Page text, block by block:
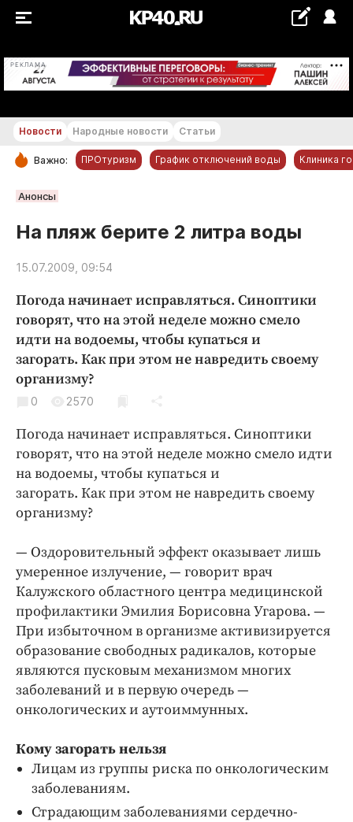
РЕКЛАМА +29...+30 °С
РУБРИКИ
Обнинск
Новости компаний
Статьи
Авто и транспорт
Благоустройство
Криминал
Культура
Недвижимость и ЖКХ
Образование
Общество
Погода
Праздники
Спорт
Экономика и бизнес
ПРОЕКТЫ
Блоги
Медиаперсона
Интересное чтиво
Бренд года
Работодатель года
Новости Народные новости Статьи
Важно: ПРОтуризм График отключений воды Клиника
Анонсы
На пляж берите 2 литра воды
15.07.2009, 09:54
Погода начинает исправляться. Синоптики
говорят, что на этой неделе можно смело
идти на водоемы, чтобы купаться и
загорать. Как при этом не навредить своему
организму?
0 2570
Погода начинает исправляться. Синоптики
говорят, что на этой неделе можно смело идти
на водоемы, чтобы купаться и
загорать. Как при этом не навредить своему
организму?
— Oздоровительный эффект оказывает лишь
умеренное излучение, — говорит врач
Калужского областного центра медицинской
профилактики Эмилия Борисовна Угарова. —
При избыточном в организме активизируется
образование свободных радикалов, которые
являются пусковым механизмом многих
заболеваний и в первую очередь —
онкологических и аутоиммунных.
Кому загорать нельзя
Лицам из группы риска по онкологическим
заболеваниям.
Страдающим заболеваниями сердечно-